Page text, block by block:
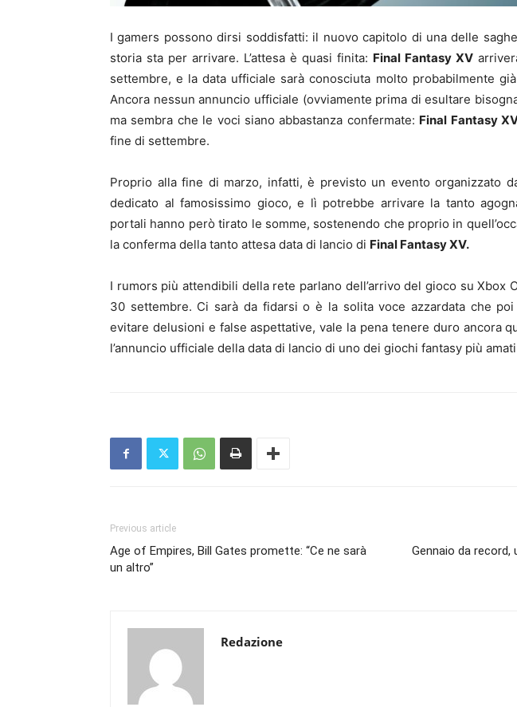
I gamers possono dirsi soddisfatti: il nuovo capitolo di una delle
storia sta per arrivare. L’attesa è quasi finita: Final Fantasy XV
settembre, e la data ufficiale sarà conosciuta molto probabilmente
Ancora nessun annuncio ufficiale (ovviamente prima di esultare
ma sembra che le voci siano abbastanza confermate: Final Fantasy
fine di settembre.
Proprio alla fine di marzo, infatti, è previsto un evento organizzato
dedicato al famosissimo gioco, e lì potrebbe arrivare la tanto
portali hanno però tirato le somme, sostenendo che proprio in
la conferma della tanto attesa data di lancio di Final Fantasy XV.
I rumors più attendibili della rete parlano dell’arrivo del gioco su Xbox
30 settembre. Ci sarà da fidarsi o è la solita voce azzardata che
evitare delusioni e false aspettative, vale la pena tenere duro ancora
l’annuncio ufficiale della data di lancio di uno dei giochi fantasy più
Previous article
Age of Empires, Bill Gates promette: “Ce ne sarà
un altro”
Gennaio da record,
Redazione